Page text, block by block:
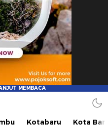
dan Mendidik
Kotabaru Kota